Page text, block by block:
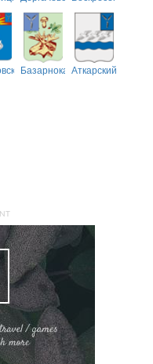
Базарнокарабулакский
Аткарский